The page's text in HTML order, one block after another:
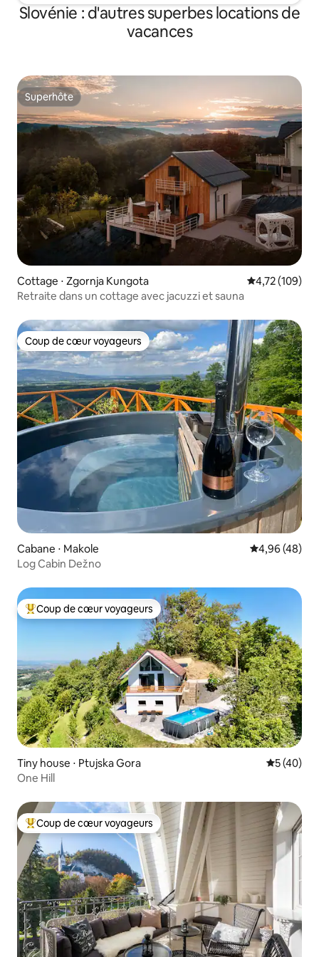
Slovénie : d'autres superbes locations de
vacances
Superhôte
Superhôte
Cottage ⋅ Zgornja Kungota Évaluation
4,72 (109)
Retraite dans un cottage avec jacuzzi et sauna
Coup de cœur voyageurs
Coup de cœur voyageurs
Cabane ⋅ Makole Évaluation
4,96 (48)
Log Cabin Dežno
Coups de cœur voyageurs les plus appréciés
Coup de cœur voyageurs
Tiny house ⋅ Ptujska Gora
5 (40)
One Hill
Coups de cœur voyageurs les plus appréciés
Coup de cœur voyageurs